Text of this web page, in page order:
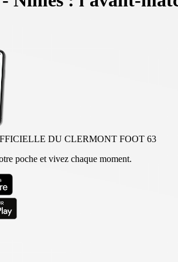
DU CLERMONT FOOT 63
poche et vivez chaque moment.